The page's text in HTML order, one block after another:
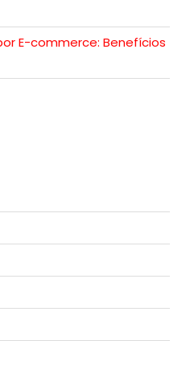
E-commerce: Benefícios